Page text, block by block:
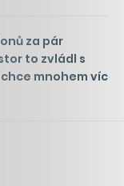
za pár
to zvládl s
mnohem víc